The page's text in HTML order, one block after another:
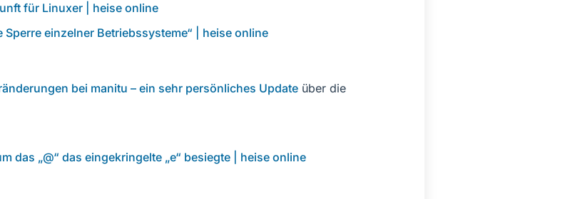
für Linuxer | heise online
Sperre einzelner Betriebssysteme“ | heise online
bei manitu – ein sehr persönliches Update über die
das „@“ das eingekringelte „e“ besiegte | heise online